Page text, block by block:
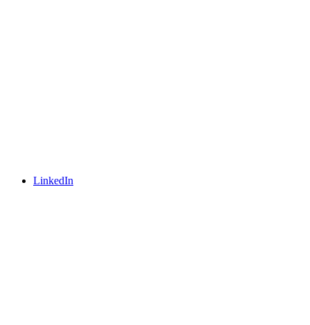
LinkedIn